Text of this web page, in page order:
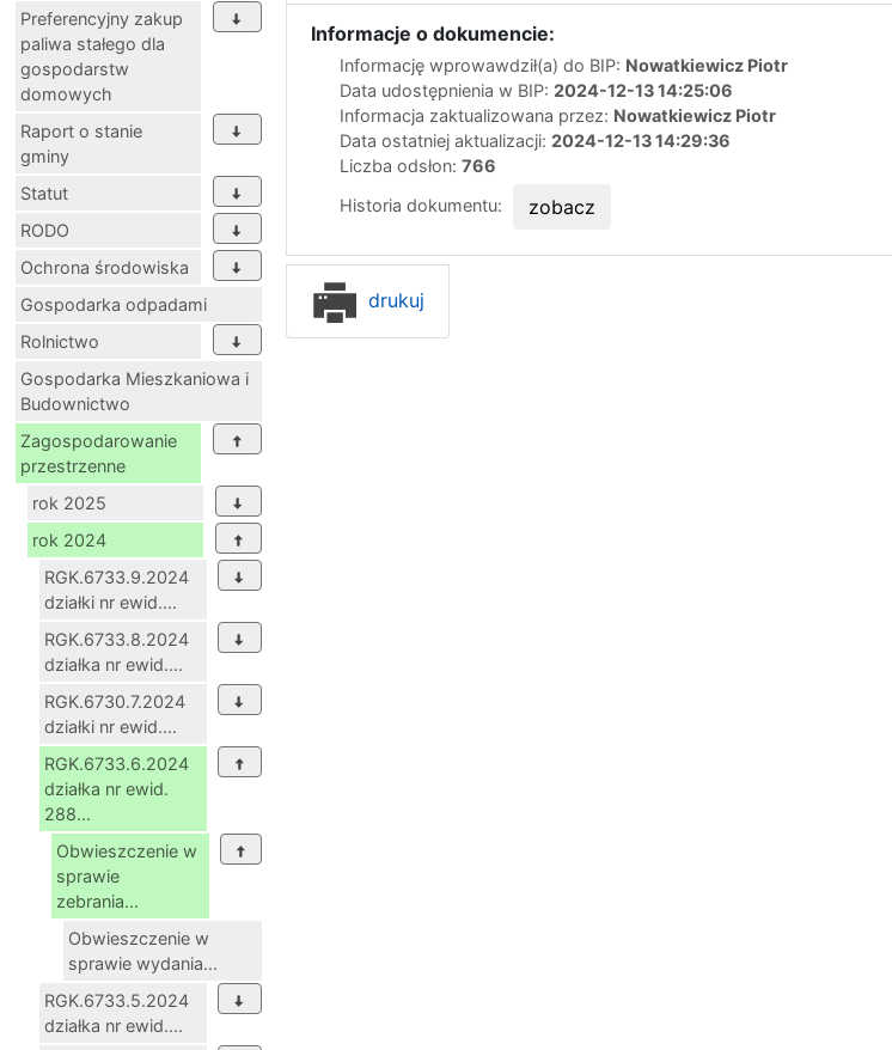
Preferencyjny zakup
paliwa stałego dla
gospodarstw
domowych
Raport o stanie
gminy
Statut
RODO
Ochrona środowiska
Gospodarka odpadami
Rolnictwo
Gospodarka Mieszkaniowa i
Budownictwo
Zagospodarowanie
przestrzenne
rok 2025
rok 2024
RGK.6733.9.2024
działki nr ewid....
RGK.6733.8.2024
działka nr ewid....
RGK.6730.7.2024
działki nr ewid....
RGK.6733.6.2024
działka nr ewid.
288...
Obwieszczenie w
sprawie
zebrania...
Obwieszczenie w
sprawie wydania...
RGK.6733.5.2024
działka nr ewid....
Informacje o dokumencie:
Informację wprowawdził(a) do BIP: Nowatkiewicz Piotr
Data udostępnienia w BIP: 2024-12-13 14:25:06
Informacja zaktualizowana przez: Nowatkiewicz Piotr
Data ostatniej aktualizacji: 2024-12-13 14:29:36
Liczba odsłon: 766
Historia dokumentu:
zobacz
drukuj